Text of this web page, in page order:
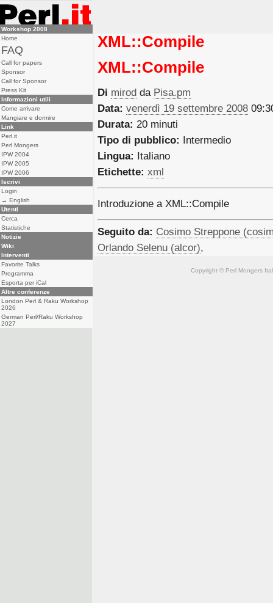
XML::Compile
XML::Compile
Di mirod da Pisa.pm
Data: venerdì 19 settembre 2008
Durata: 20 minuti
Tipo di pubblico:
Intermedio
Lingua:
Italiano
Etichette: xml
Introduzione a XML::Compile
Seguito da: Cosimo Streppone
Orlando Selenu (‎alcor‎),
Copyright © Perl Mongers
Workshop 2008
Home
FAQ
Call for papers
Sponsor
Call for Sponsor
Press Kit
Informazioni utili
Come arrivare
Mangiare e dormire
Link
Perl.it
Perl Mongers
IPW 2004
IPW 2005
IPW 2006
Iscrivi
Login
→ English
Utenti
Cerca
Statistiche
Notizie
Wiki
Interventi
Favorite Talks
Programma
Esporta per iCal
Altre conferenze
London Perl & Raku Workshop
2026
German Perl/Raku Workshop
2027